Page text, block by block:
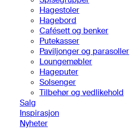
Hagestoler
Hagebord
Cafésett og benker
Putekasser
Paviljonger og parasoller
Loungemøbler
Hageputer
Solsenger
Tilbehør og vedlikehold
Salg
Inspirasjon
Nyheter